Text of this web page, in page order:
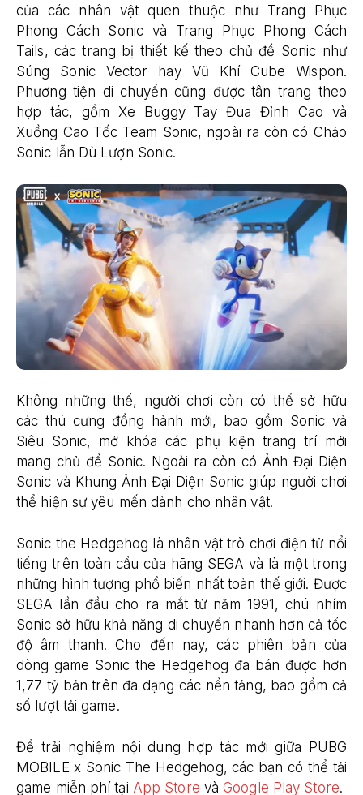
của các nhân vật quen thuộc như Trang Phục
Phong Cách Sonic và Trang Phục Phong Cách
Tails, các trang bị thiết kế theo chủ đề Sonic như
Súng Sonic Vector hay Vũ Khí Cube Wispon.
Phương tiện di chuyển cũng được tân trang theo
hợp tác, gồm Xe Buggy Tay Đua Đỉnh Cao và
Xuồng Cao Tốc Team Sonic, ngoài ra còn có Chảo
Sonic lẫn Dù Lượn Sonic.
Không những thế, người chơi còn có thể sở hữu
các thú cưng đồng hành mới, bao gồm Sonic và
Siêu Sonic, mở khóa các phụ kiện trang trí mới
mang chủ đề Sonic. Ngoài ra còn có Ảnh Đại Diện
Sonic và Khung Ảnh Đại Diện Sonic giúp người chơi
thể hiện sự yêu mến dành cho nhân vật.
Sonic the Hedgehog là nhân vật trò chơi điện tử nổi
tiếng trên toàn cầu của hãng SEGA và là một trong
những hình tượng phổ biến nhất toàn thế giới. Được
SEGA lần đầu cho ra mắt từ năm 1991, chú nhím
Sonic sở hữu khả năng di chuyển nhanh hơn cả tốc
độ âm thanh. Cho đến nay, các phiên bản của
dòng game Sonic the Hedgehog đã bán được hơn
1,77 tỷ bản trên đa dạng các nền tảng, bao gồm cả
số lượt tải game.
Để trải nghiệm nội dung hợp tác mới giữa PUBG
MOBILE x Sonic The Hedgehog, các bạn có thể tải
game miễn phí tại App Store vàGoogle Play Store.